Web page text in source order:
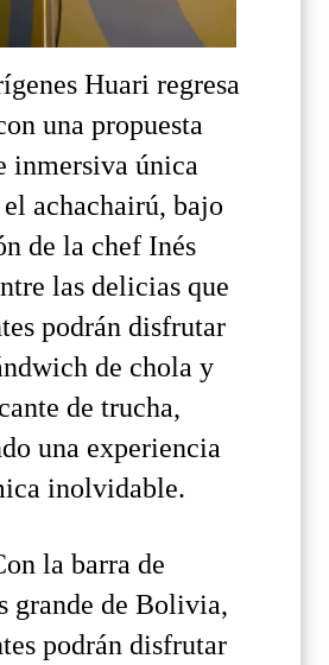
Huari regresa
una propuesta
inmersiva única
el achachairú, bajo
de la chef Inés
las delicias que
podrán disfrutar
de chola y
de trucha,
una experiencia
inolvidable.
la barra de
grande de Bolivia,
podrán disfrutar